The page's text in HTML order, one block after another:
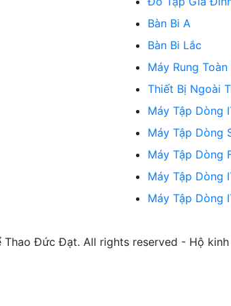
Bàn Bi A
Bàn Bi Lắc
Máy Rung Toàn
Thiết Bị Ngoài
Máy Tập Dòng
Máy Tập Dòng
Máy Tập Dòng
Máy Tập Dòng
Máy Tập Dòng
Thao Đức Đạt. All rights reserved - Hộ